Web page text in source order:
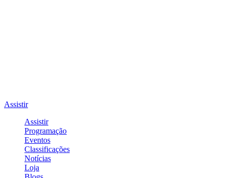
Assistir
Assistir
Programação
Eventos
Classificações
Notícias
Loja